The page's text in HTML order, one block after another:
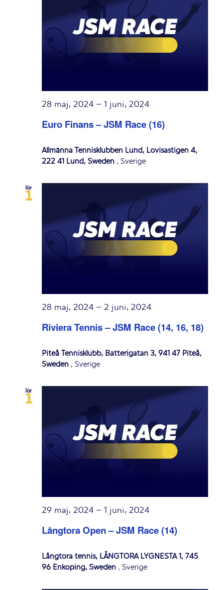
Navigation
Euro Finans – JSM Race (16)
28 maj, 2024 – 1 juni, 2024
Allmänna Tennisklubben Lund, Lovisastigen 4,
222 41 Lund, Sweden , Sverige
lör
1
Riviera Tennis – JSM Race (14, 16, 18)
28 maj, 2024 – 2 juni, 2024
Piteå Tennisklubb, Batterigatan 3, 941 47 Piteå,
Sweden , Sverige
lör
1
Långtora Open – JSM Race (14)
29 maj, 2024 – 1 juni, 2024
Långtora tennis, LÅNGTORA LYGNESTA 1, 745
96 Enköping, Sweden , Sverige